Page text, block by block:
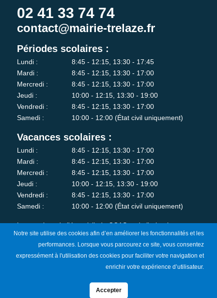
02 41 33 74 74
contact@mairie-trelaze.fr
Périodes scolaires :
Lundi :
8:45 - 12:15, 13:30 - 17:45
Mardi :
8:45 - 12:15, 13:30 - 17:00
Mercredi :
8:45 - 12:15, 13:30 - 17:00
Jeudi :
10:00 - 12:15, 13:30 - 19:00
Vendredi :
8:45 - 12:15, 13:30 - 17:00
Samedi :
10:00 - 12:00 (État civil uniquement)
Vacances scolaires :
Lundi :
8:45 - 12:15, 13:30 - 17:00
Mardi :
8:45 - 12:15, 13:30 - 17:00
Mercredi :
8:45 - 12:15, 13:30 - 17:00
Jeudi :
10:00 - 12:15, 13:30 - 19:00
Vendredi :
8:45 - 12:15, 13:30 - 17:00
Samedi :
10:00 - 12:00 (État civil uniquement)
Les services de l'état-civil, du CCAS et de l'urbanisme sont
fermés au public le lundi matin.
Je m'abonne à la newsletter
Notre site utilise des cookies afin d’en améliorer les fonctionnalités et les
performances. Lorsque vous parcourez ce site, vous consentez
expressément à l'utilisation des cookies pour faciliter votre navigation et
enrichir votre expérience d’utilisateur.
Accepter